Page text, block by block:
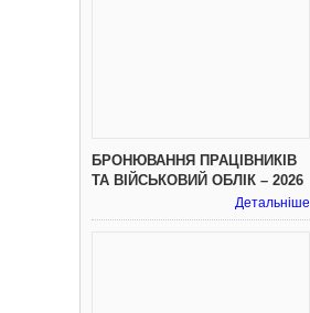
БРОНЮВАННЯ ПРАЦІВНИКІВ
ТА ВІЙСЬКОВИЙ ОБЛІК – 2026
Детальніше